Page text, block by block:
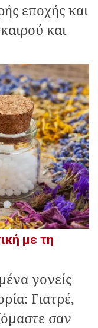
εποχής και
και
με τη
γονείς
Γιατρέ,
σαν